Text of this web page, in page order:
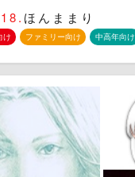
ほんままり
け ファミリー向け 中高年向け